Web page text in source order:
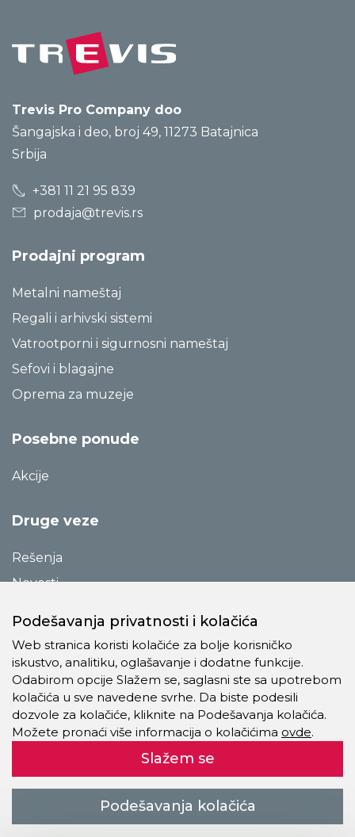
Trevis Pro Company doo
Šangajska i deo, broj 49, 11273 Batajnica
Srbija
+381 11 21 95 839
prodaja@trevis.rs
Prodajni program
Metalni nameštaj
Regali i arhivski sistemi
Vatrootporni i sigurnosni nameštaj
Sefovi i blagajne
Oprema za muzeje
Posebne ponude
Akcije
Druge veze
Rešenja
Novosti
O preduzeću
Kontakt
Pravila o privatnosti
Kolačići
Autorsko pravo © 2021 - 2026 Trevis Pro Company doo. Sva
Podešavanja privatnosti i kolačića
Web stranica koristi kolačiće za bolje korisničko
iskustvo, analitiku, oglašavanje i dodatne funkcije.
Odabirom opcije Slažem se, saglasni ste sa upotrebom
kolačića u sve navedene svrhe. Da biste podesili
dozvole za kolačiće, kliknite na Podešavanja kolačića.
Možete pronaći više informacija o kolačićima ovde.
Slažem se
Podešavanja kolačića